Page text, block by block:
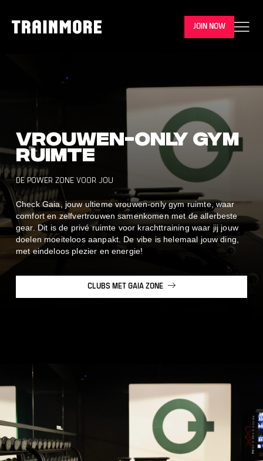
JOIN NOW
Vrouwen-only gym
ruimte
DE POWER ZONE VOOR JOU
Check Gaia, jouw ultieme vrouwen-only gym ruimte, waar
comfort en zelfvertrouwen samenkomen met de allerbeste
gear. Dit is de privé ruimte voor krachttraining waar jij jouw
doelen moeiteloos aanpakt. De vibe is helemaal jouw ding,
met eindeloos plezier en energie!
CLUBS MET GAIA ZONE